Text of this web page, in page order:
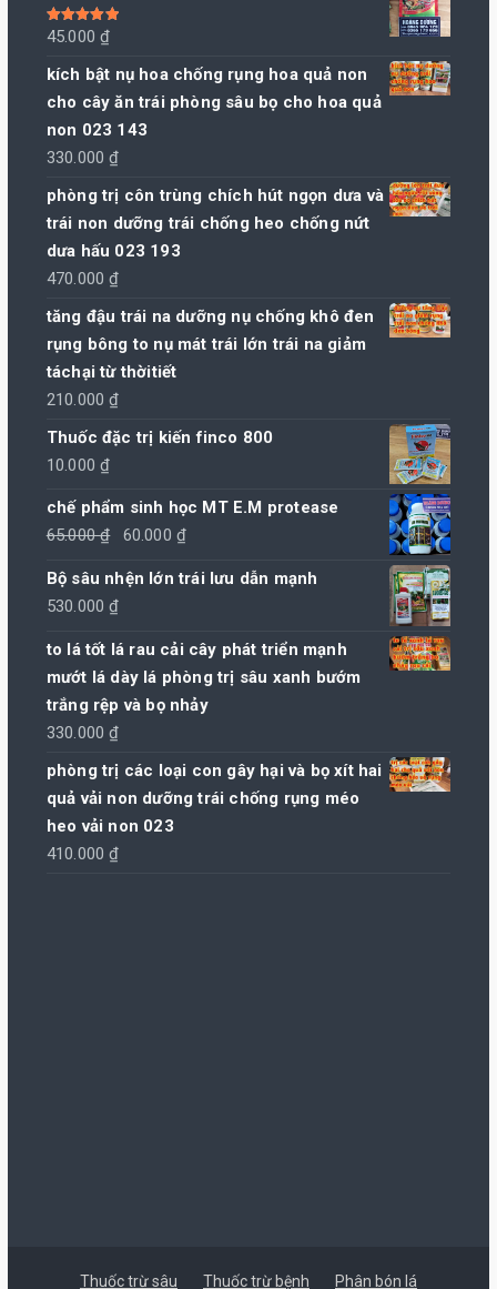
Được xếp
hạng 5.005
45.000₫
kích bật nụ hoa chống rụng hoa quả non
cho cây ăn trái phòng sâu bọ cho hoa quả
non 023 143
330.000₫
phòng trị côn trùng chích hút ngọn dưa và
trái non dưỡng trái chống heo chống nứt
dưa hấu 023 193
470.000₫
tăng đậu trái na dưỡng nụ chống khô đen
rụng bông to nụ mát trái lớn trái na giảm
táchại từ thờitiết
210.000₫
Thuốc đặc trị kiến finco 800
10.000₫
chế phẩm sinh học MT E.M protease
65.000₫
Giá
là:
65.000 ₫.
60.000 ₫
tại
60.000 ₫.
Bộ sâu nhện lớn trái lưu dẫn mạnh
530.000₫
to lá tốt lá rau cải cây phát triển mạnh
mướt lá dày lá phòng trị sâu xanh bướm
trắng rệp và bọ nhảy
330.000₫
phòng trị các loại con gây hại và bọ xít hai
quả vải non dưỡng trái chống rụng méo
heo vải non 023
410.000₫
Thuốc trừ sâu Thuốc trừ bệnh Phân bón lá